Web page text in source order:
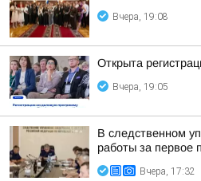
Вчера, 19:08
Открыта
Вчера, 19:05
В следственном
работы за первое
Вчера, 17:32